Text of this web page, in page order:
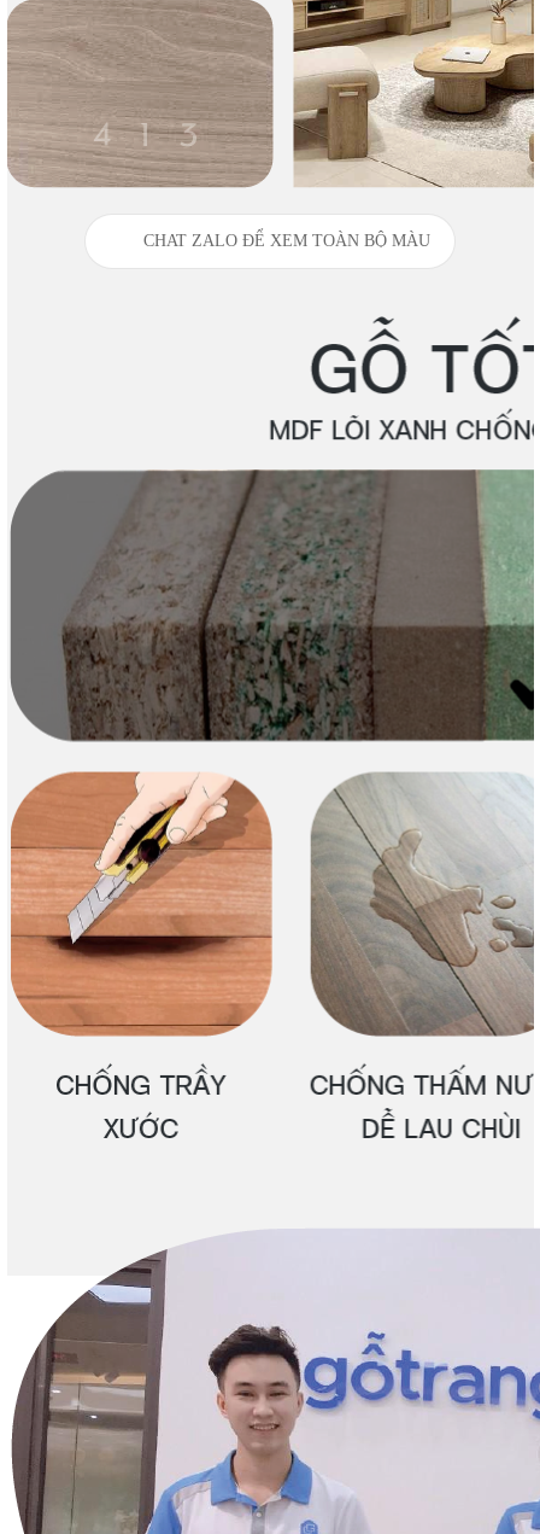
CHAT ZALO ĐỂ XEM TOÀN BỘ MÀU